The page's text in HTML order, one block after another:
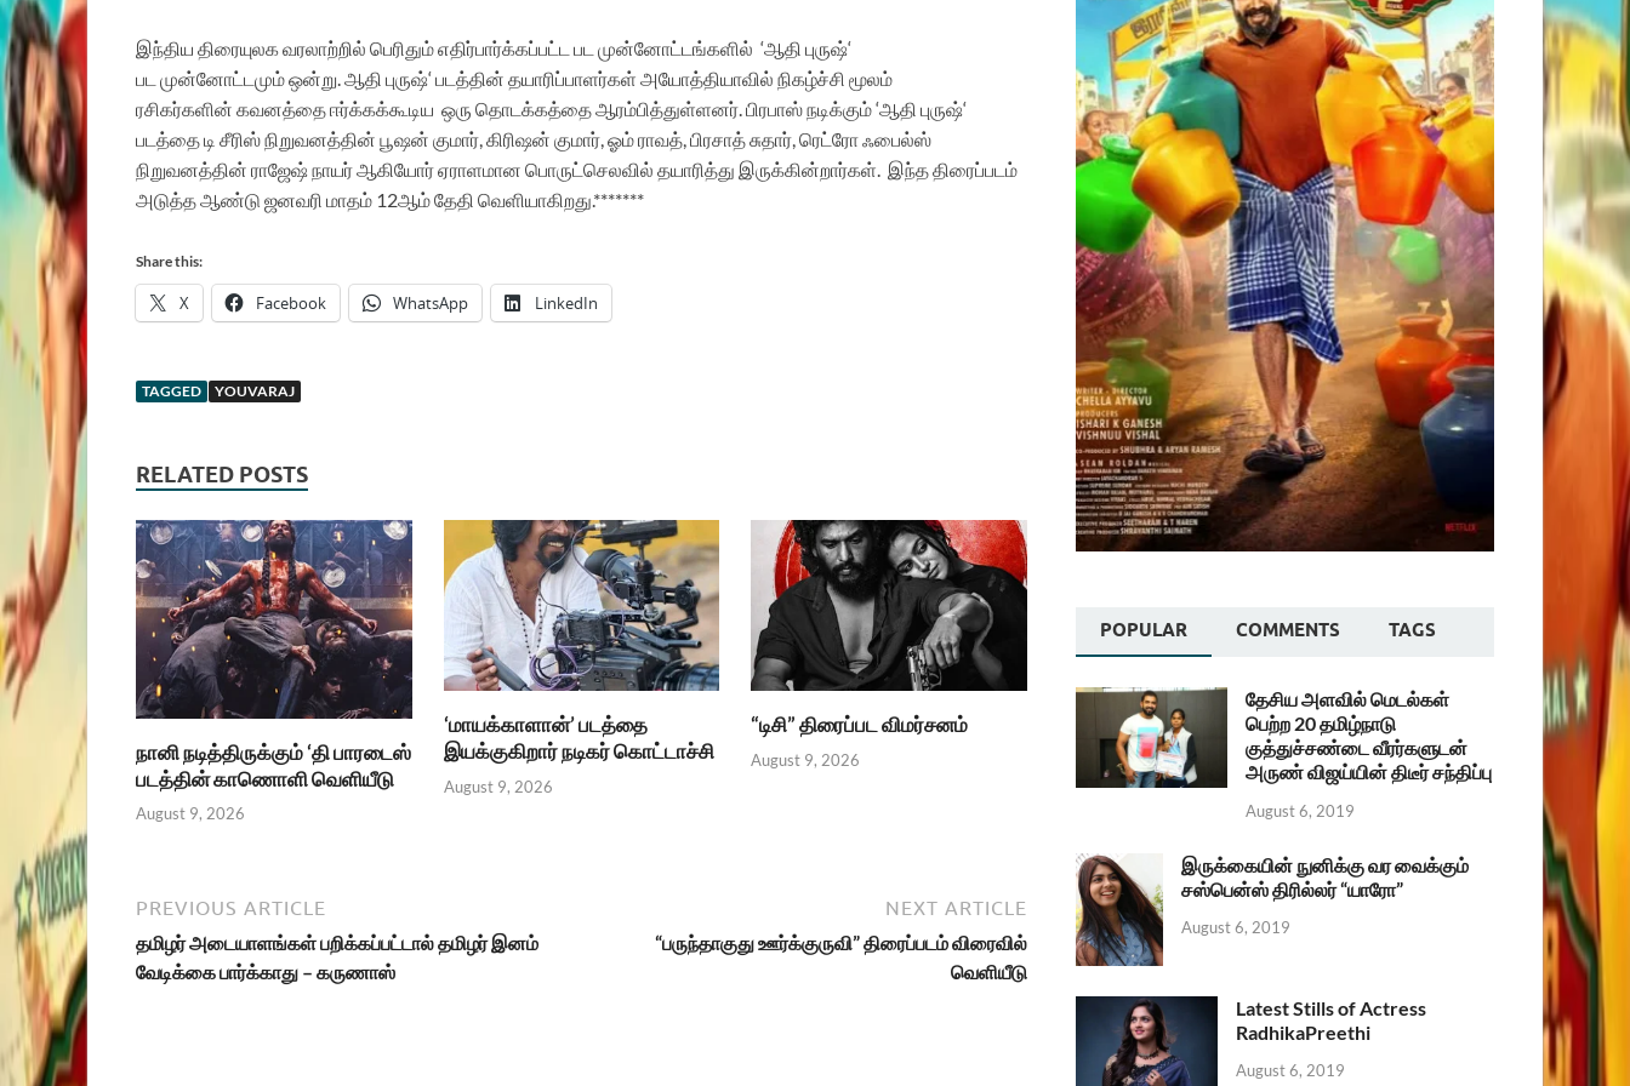
இந்திய திரையுலகவரலாற்றில் பெரிதும்எதிர்பார்க்கப்பட்ட பட முன்னோட்டங்களில் ‘ஆதி புருஷ்‘
பட முன்னோட்டமும்ஒன்று.ஆதி புருஷ்‘படத்தின் தயாரிப்பாளர்கள் அயோத்தியாவில் நிகழ்ச்சி மூலம்
ரசிகர்களின் கவனத்தைஈர்க்கக்கூடிய ஒரு தொடக்கத்தைஆரம்பித்துள்ளனர்.பிரபாஸ்நடிக்கும்‘ஆதி புருஷ்‘
படத்தைடி சீரிஸ்நிறுவனத்தின் பூஷன் குமார்,கிரிஷன் குமார்,ஓம்ராவத்,பிரசாத்சுதார்,ரெட்ரோஃபைல்ஸ்
நிறுவனத்தின் ராஜேஷ்நாயர்ஆகியோர்ஏராளமான பொருட்செலவில் தயாரித்து இருக்கின்றார்கள். இந்ததிரைப்படம்
அடுத்தஆண்டு ஜனவரி மாதம் 12ஆம்தேதி வெளியாகிறது.*******
Share this:
X Facebook WhatsApp LinkedIn
TAGGED YOUVARAJ
RELATED POSTS
நானி நடித்திருக்கும் ‘தி பாரடைஸ்
படத்தின் காணொளி வெளியீடு
August 9, 2026
‘மாயக்காளான்’ படத்தை
இயக்குகிறார் நடிகர் கொட்டாச்சி
August 9, 2026
“டிசி” திரைப்பட விமர்சனம்
August 9, 2026
PREVIOUS ARTICLE
தமிழர் அடையாளங்கள் பறிக்கப்பட்டால் தமிழர் இனம்
வேடிக்கை பார்க்காது – கருணாஸ்
NEXT ARTICLE
“பருந்தாகுது ஊர்க்குருவி” திரைப்படம் விரைவில்
வெளியீடு
POPULAR COMMENTS TAGS
தேசிய அளவில் மெடல்கள்
பெற்ற 20 தமிழ்நாடு
குத்துச்சண்டை வீரர்களுடன்
அருண் விஜய்யின் திடீர் சந்திப்பு
August 6, 2019
இருக்கையின் நுனிக்கு வர வைக்கும்
சஸ்பென்ஸ் திரில்லர் “யாரோ”
August 6, 2019
Latest Stills of Actress
RadhikaPreethi
August 6, 2019